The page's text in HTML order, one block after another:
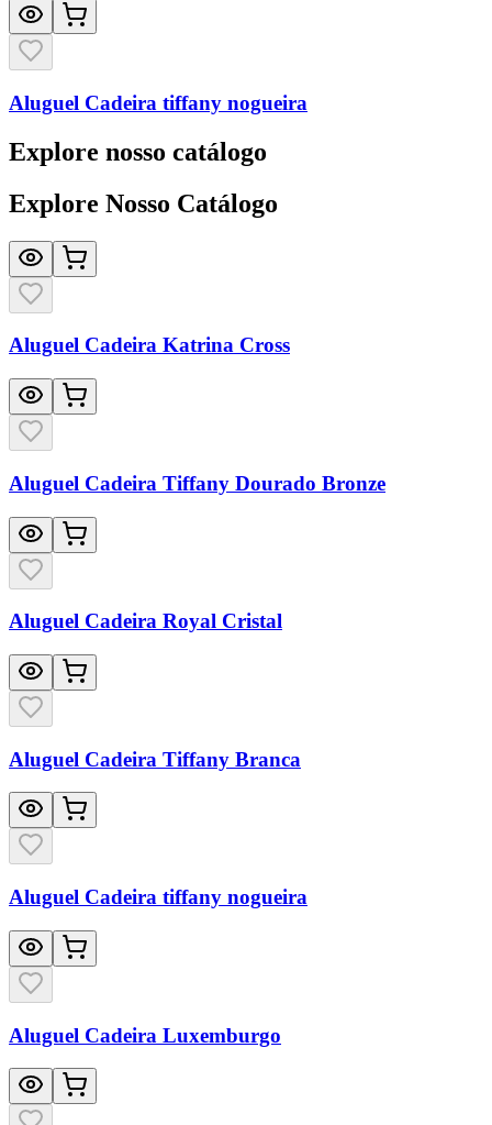
Aluguel Cadeira tiffany nogueira
Explore nosso catálogo
Explore Nosso Catálogo
Aluguel Cadeira Katrina Cross
Aluguel Cadeira Tiffany Dourado Bronze
Aluguel Cadeira Royal Cristal
Aluguel Cadeira Tiffany Branca
Aluguel Cadeira tiffany nogueira
Aluguel Cadeira Luxemburgo